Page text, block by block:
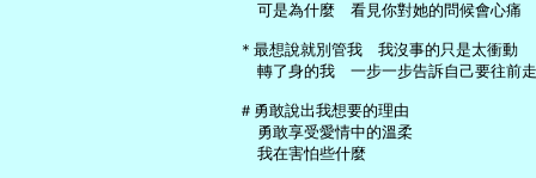
     可是為什麼　看見你對她的問候會心痛
   ＊最想說就別管我　我沒事的只是太衝動
     轉了身的我　一步一步告訴自己要往前走
   ＃勇敢說出我想要的理由
     勇敢享受愛情中的溫柔
     我在害怕些什麼